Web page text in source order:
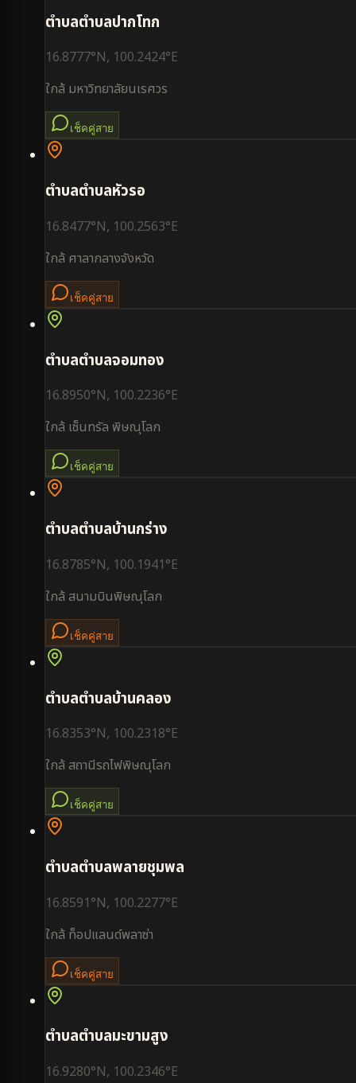
ตำบลตำบลปากโทก
16.8777°N, 100.2424°E
ใกล้ มหาวิทยาลัยนเรศวร
เช็คคู่สาย
ตำบลตำบลหัวรอ
16.8477°N, 100.2563°E
ใกล้ ศาลากลางจังหวัด
เช็คคู่สาย
ตำบลตำบลจอมทอง
16.8950°N, 100.2236°E
ใกล้ เซ็นทรัล พิษณุโลก
เช็คคู่สาย
ตำบลตำบลบ้านกร่าง
16.8785°N, 100.1941°E
ใกล้สนามบินพิษณุโลก
เช็คคู่สาย
ตำบลตำบลบ้านคลอง
16.8353°N, 100.2318°E
ใกล้สถานีรถไฟพิษณุโลก
เช็คคู่สาย
ตำบลตำบลพลายชุมพล
16.8591°N, 100.2277°E
ใกล้ ท็อปแลนด์พลาซ่า
เช็คคู่สาย
ตำบลตำบลมะขามสูง
16.9280°N, 100.2346°E